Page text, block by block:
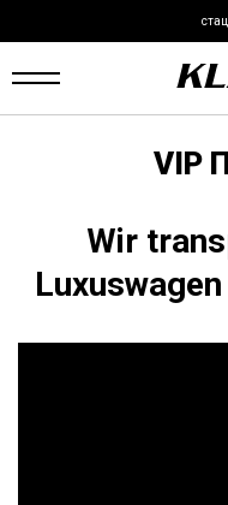
VIP
Wir